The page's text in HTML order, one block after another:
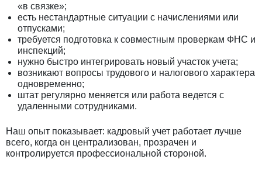
«в связке»;
есть нестандартные ситуации с начислениями или
отпусками;
требуется подготовка к совместным проверкам ФНС и
инспекций;
нужно быстро интегрировать новый участок учета;
возникают вопросы трудового и налогового характера
одновременно;
штат регулярно меняется или работа ведется с
удаленными сотрудниками.
Наш опыт показывает: кадровый учет работает лучше
всего, когда он централизован, прозрачен и
контролируется профессиональной стороной.